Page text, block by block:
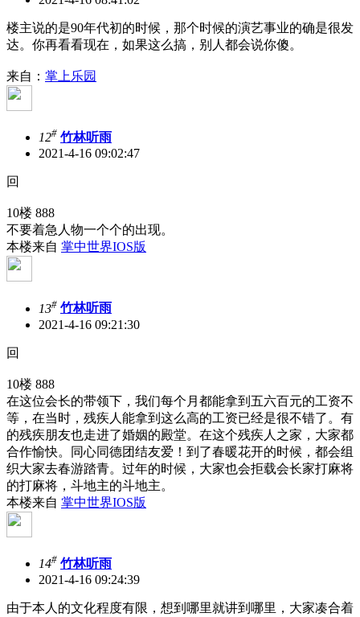
楼主说的是90年代初的时候，那个时候的演艺事业的确是很发
达。你再看看现在，如果这么搞，别人都会说你傻。
来自： 掌上乐园
12# 竹林听雨
2021-4-16 09:02:47
回
10楼 888
不要着急人物一个个的出现。
本楼来自 掌中世界IOS版
13# 竹林听雨
2021-4-16 09:21:30
回
10楼 888
在这位会长的带领下，我们每个月都能拿到五六百元的工资不
等，在当时，残疾人能拿到这么高的工资已经是很不错了。有
的残疾朋友也走进了婚姻的殿堂。在这个残疾人之家，大家都
合作愉快。同心同德团结友爱！到了春暖花开的时候，都会组
织大家去春游踏青。过年的时候，大家也会拒载会长家打麻将
的打麻将，斗地主的斗地主。
本楼来自 掌中世界IOS版
14# 竹林听雨
2021-4-16 09:24:39
由于本人的文化程度有限，想到哪里就讲到哪里，大家凑合着